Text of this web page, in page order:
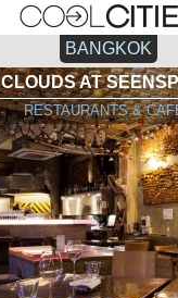
BANGKOK
CLOUDS AT
RESTAURANTS &